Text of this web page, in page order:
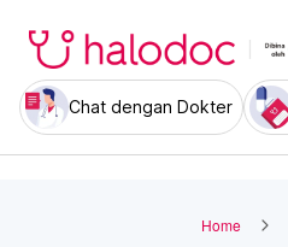
Chat dengan Dokter
Home